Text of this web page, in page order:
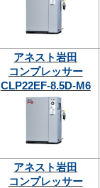
アネスト岩田
コンプレッサー
CLP22EF-8.5D-M6
アネスト岩田
コンプレッサー